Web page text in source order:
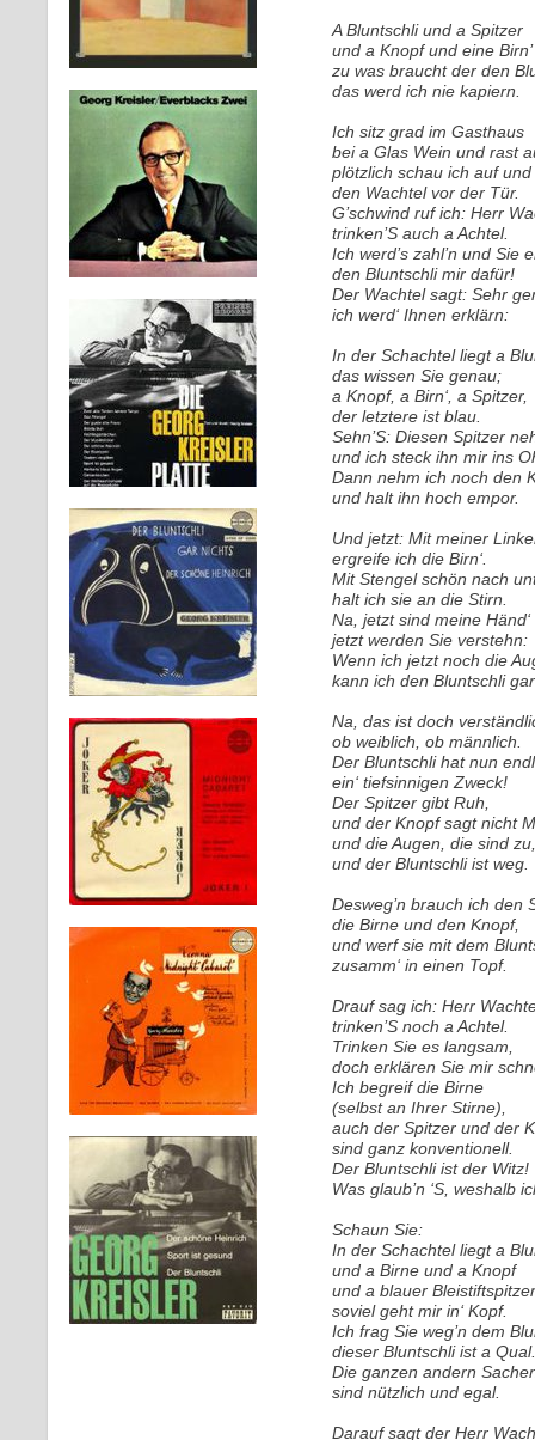
A Bluntschli und a Spitzer
und a Knopf und eine Birn’
zu was braucht der den
das werd ich nie kapiern.
Ich sitz grad im Gasthaus
bei a Glas Wein und rast
plötzlich schau ich auf und
den Wachtel vor der Tür.
G’schwind ruf ich: Herr
trinken’S auch a Achtel.
Ich werd’s zahl’n und Sie
den Bluntschli mir dafür!
Der Wachtel sagt: Sehr
ich werd‘ Ihnen erklärn:
In der Schachtel liegt a
das wissen Sie genau;
a Knopf, a Birn‘, a Spitzer,
der letztere ist blau.
Sehn’S: Diesen Spitzer
und ich steck ihn mir ins
Dann nehm ich noch den
und halt ihn hoch empor.
Und jetzt: Mit meiner
ergreife ich die Birn‘.
Mit Stengel schön nach
halt ich sie an die Stirn.
Na, jetzt sind meine Händ‘
jetzt werden Sie verstehn:
Wenn ich jetzt noch die
kann ich den Bluntschli
Na, das ist doch
ob weiblich, ob männlich.
Der Bluntschli hat nun
ein‘ tiefsinnigen Zweck!
Der Spitzer gibt Ruh,
und der Knopf sagt nicht
und die Augen, die sind zu,
und der Bluntschli ist weg.
Desweg’n brauch ich den
die Birne und den Knopf,
und werf sie mit dem
zusamm‘ in einen Topf.
Drauf sag ich: Herr
trinken’S noch a Achtel.
Trinken Sie es langsam,
doch erklären Sie mir
Ich begreif die Birne
(selbst an Ihrer Stirne),
auch der Spitzer und der
sind ganz konventionell.
Der Bluntschli ist der Witz!
Was glaub’n ‘S, weshalb
Schaun Sie:
In der Schachtel liegt a
und a Birne und a Knopf
und a blauer
soviel geht mir in‘ Kopf.
Ich frag Sie weg’n dem
dieser Bluntschli ist a
Die ganzen andern
sind nützlich und egal.
Darauf sagt der Herr